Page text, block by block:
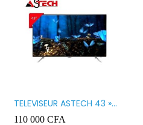
TELEVISEUR ASTECH 43 »
LED 43OD15
110 000 CFA